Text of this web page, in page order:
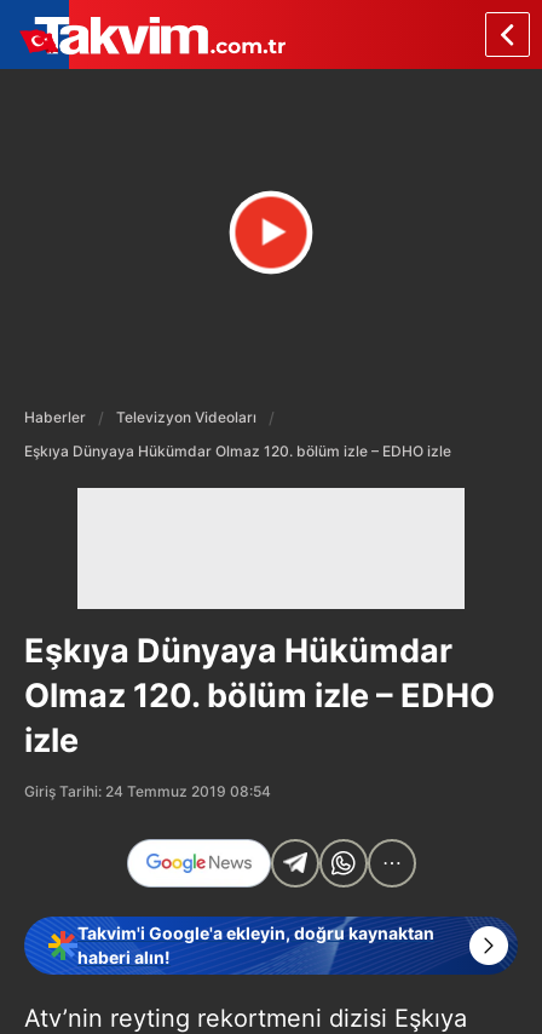
Haberler
Televizyon Videoları
Eşkıya Dünyaya Hükümdar Olmaz 120. bölüm izle – EDHO izle
Eşkıya Dünyaya Hükümdar
Olmaz 120. bölüm izle – EDHO
izle
Giriş Tarihi: 24 Temmuz 2019 08:54
Takvim'i Google'a ekleyin, doğru kaynaktan
haberi alın!
Atv’nin reyting rekortmeni dizisi Eşkıya